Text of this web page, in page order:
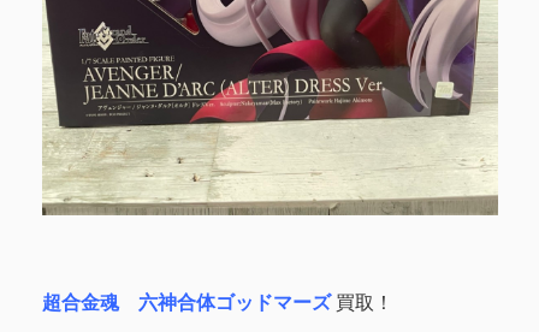
超合金魂 六神合体ゴッドマーズ買取！